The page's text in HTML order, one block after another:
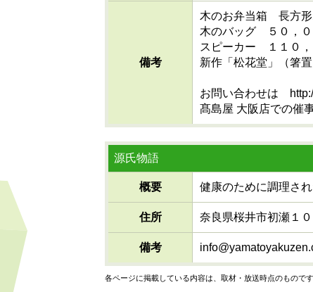
備考
木のお弁当箱 長方
木のバッグ ５０，０
スピーカー １１０，
新作「松花堂」（箸
お問い合わせは
髙島屋 大阪店での催
源氏物語
概要 健康のために調理さ
住所 奈良県桜井市初瀬１０
備考
各ページに掲載している内容は、取材・放送時点のもので